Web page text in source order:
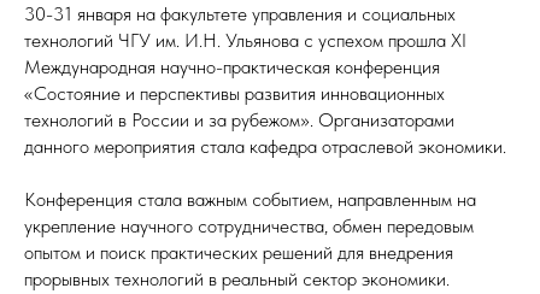
30-31 января на факультете управления и социальных
технологий ЧГУ им. И.Н. Ульянова с успехом прошла XI
Международная научно-практическая конференция
«Состояние и перспективы развития инновационных
технологий в России и за рубежом». Организаторами
данного мероприятия стала кафедра отраслевой экономики.
Конференция стала важным событием, направленным на
укрепление научного сотрудничества, обмен передовым
опытом и поиск практических решений для внедрения
прорывных технологий в реальный сектор экономики.